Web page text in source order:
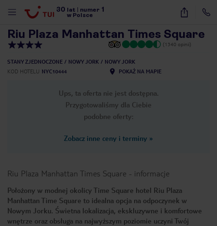
30 lat numer 1
w Polsce
8
Riu Plaza Manhattan Times Square
(1340 opinii)
STANY ZJEDNOCZONE NOWY JORK
NOWY JORK
KOD HOTELU NYC10444 POKAŻ NA MAPIE
Ups, ta oferta nie jest dostępna.
Przygotowaliśmy dla Ciebie
podobne oferty:
Zobacz inne ceny i terminy »
Riu Plaza Manhattan Times Square - informacje
Położony w modnej okolicy Time Square hotel Riu Plaza
Manhattan Time Square to idealna opcja na odpoczynek w
Nowym Jorku. Świetna lokalizacja, ekskluzywne i komfortowe
wnętrze oraz obsługa na najwyższym poziomie uczyni Twój